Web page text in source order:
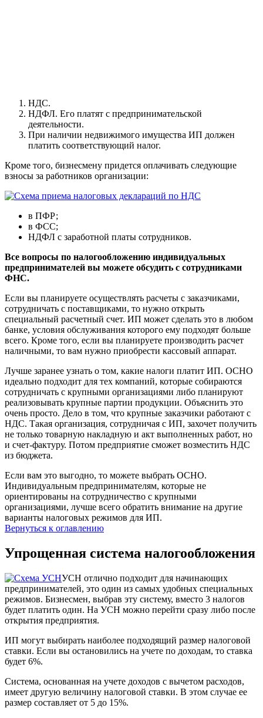
НДС.
НДФЛ. Его платят с предпринимательской
деятельности.
При наличии недвижимого имущества ИП должен
платить соответствующий налог.
Кроме того, бизнесмену придется оплачивать следующие
взносы за работников организации:
в ПФР;
в ФСС;
НДФЛ с заработной платы сотрудников.
Все вопросы по налогообложению индивидуальных
предпринимателей вы можете обсудить с сотрудниками
ФНС.
Если вы планируете осуществлять расчеты с заказчиками,
сотрудничать с поставщиками, то нужно открыть
специальный расчетный счет. ИП может сделать это в любом
банке, условия обслуживания которого ему подходят больше
всего. Кроме того, если вы планируете производить расчет
наличными, то вам нужно приобрести кассовый аппарат.
Лучше заранее узнать о том, какие налоги платит ИП. ОСНО
идеально подходит для тех компаний, которые собираются
сотрудничать с крупными организациями либо планируют
реализовывать крупные партии продукции. Объяснить это
очень просто. Дело в том, что крупные заказчики работают с
НДС. Такая организация, сотрудничая с ИП, захочет получить
не только товарную накладную и акт выполненных работ, но
и счет-фактуру. Потом предприятие сможет возместить НДС
из бюджета.
Если вам это выгодно, то можете выбрать ОСНО.
Индивидуальным предпринимателям, которые не
ориентированы на сотрудничество с крупными
организациями, лучше всего обратить внимание на другие
варианты налоговых режимов для ИП.
Вернуться к оглавлению
Упрощенная система налогообложения
УСН отлично подходит для начинающих
предпринимателей, это один из самых удобных специальных
режимов. Бизнесмен, выбрав эту систему, вместо 3 налогов
будет платить один. На УСН можно перейти сразу либо после
открытия предприятия.
ИП могут выбирать наиболее подходящий размер налоговой
ставки. Если вы остановились на учете по доходам, то ставка
будет 6%.
Система, основанная на учете доходов с вычетом расходов,
имеет другую величину налоговой ставки. В этом случае ее
размер составляет от 5 до 15%.